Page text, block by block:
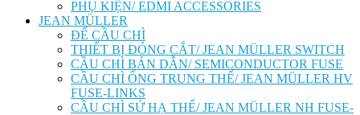
PHỤ KIỆN/ EDMI ACCESSORIES
JEAN MÜLLER
ĐẾ CẦU CHÌ
THIẾT BỊ ĐÓNG CẮT/ JEAN MÜLLER SWITCH
CẦU CHÌ BÁN DẪN/ SEMICONDUCTOR FUSE
CẦU CHÌ ỐNG TRUNG THẾ/ JEAN MÜLLER HV
FUSE-LINKS
CẦU CHÌ SỨ HẠ THẾ/ JEAN MÜLLER NH FUSE-